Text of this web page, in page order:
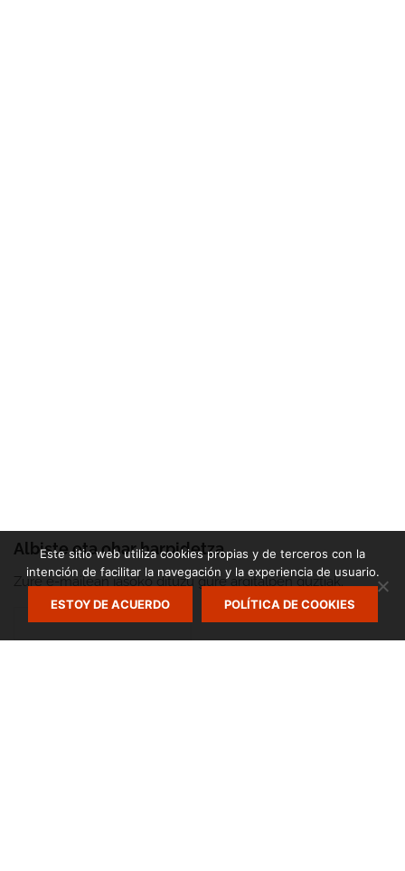
Albiste eta ohar harpidetza
Zure e-mailean jasoko dituzu gure argitalpen guztiak.
Este sitio web utiliza cookies propias y de terceros con la
intención de facilitar la navegación y la experiencia de usuario.
ESTOY DE ACUERDO POLÍTICA DE COOKIES